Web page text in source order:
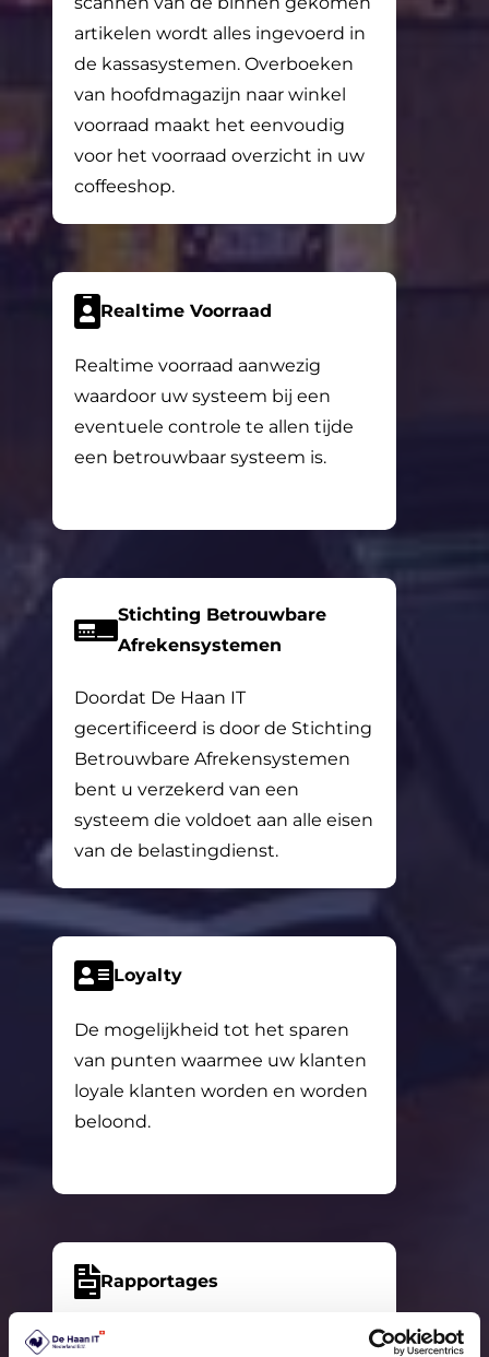
artikelen wordt alles ingevoerd in
de kassasystemen. Overboeken
van hoofdmagazijn naar winkel
voorraad maakt het eenvoudig
voor het voorraad overzicht in uw
coffeeshop.
Realtime Voorraad
Realtime voorraad aanwezig
waardoor uw systeem bij een
eventuele controle te allen tijde
een betrouwbaar systeem is.
Stichting Betrouwbare
Afrekensystemen
Doordat De Haan IT
gecertificeerd is door de Stichting
Betrouwbare Afrekensystemen
bent u verzekerd van een
systeem die voldoet aan alle eisen
van de belastingdienst.
Loyalty
De mogelijkheid tot het sparen
van punten waarmee uw klanten
loyale klanten worden en worden
beloond.
Rapportages
Door het NMI gecertificeerde